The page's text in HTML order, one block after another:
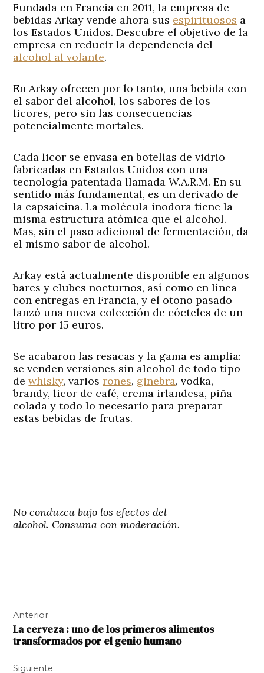
Fundada en Francia en 2011, la empresa de
bebidas Arkay vende ahora sus espirituosos a
los Estados Unidos. Descubre el objetivo de la
empresa en reducir la dependencia del
alcohol al volante.
En Arkay ofrecen por lo tanto, una bebida con
el sabor del alcohol, los sabores de los
licores, pero sin las consecuencias
potencialmente mortales.
Cada licor se envasa en botellas de vidrio
fabricadas en Estados Unidos con una
tecnología patentada llamada W.A.R.M. En su
sentido más fundamental, es un derivado de
la capsaicina. La molécula inodora tiene la
misma estructura atómica que el alcohol.
Mas, sin el paso adicional de fermentación, da
el mismo sabor de alcohol.
Arkay está actualmente disponible en algunos
bares y clubes nocturnos, así como en línea
con entregas en Francia, y el otoño pasado
lanzó una nueva colección de cócteles de un
litro por 15 euros.
Se acabaron las resacas y la gama es amplia:
se venden versiones sin alcohol de todo tipo
dewhisky, variosrones, ginebra, vodka,
brandy, licor de café, crema irlandesa, piña
colada y todo lo necesario para preparar
estas bebidas de frutas.
No conduzca bajo los efectos del
alcohol. Consuma con moderación.
de
entradas
Anterior
La cerveza : uno de los primeros alimentos
transformados por el genio humano
Siguiente